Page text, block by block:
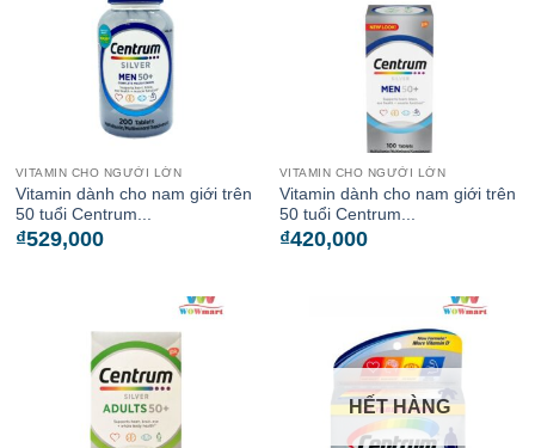
VITAMIN CHO NGƯỜI LỚN
Vitamin dành cho nam giới trên
50 tuổi Centrum...
₫529,000
VITAMIN CHO NGƯỜI LỚN
Vitamin dành cho nam giới trên
50 tuổi Centrum...
₫420,000
HẾT HÀNG